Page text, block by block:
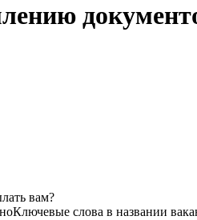
вам?
Ключевые слова в названии